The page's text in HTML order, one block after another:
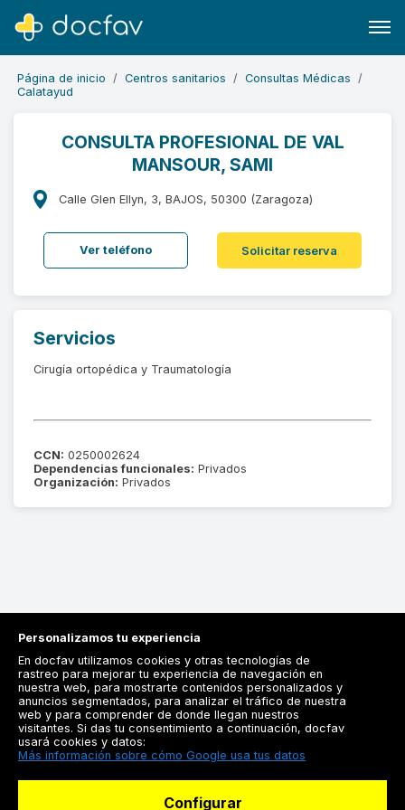
Buscar
Software para clínicas
Soporte
¿Eres un doctor?
Página de inicio Centros sanitarios
Consultas Médicas
Calatayud
CONSULTA PROFESIONAL DE VAL
MANSOUR, SAMI
Calle Glen Ellyn, 3, BAJOS, 50300 (Zaragoza)
Ver teléfono Solicitar reserva
Servicios
Cirugía ortopédica y Traumatología
CCN: 0250002624
Dependencias funcionales: Privados
Organización: Privados
Registrarse
Docfav
Personalizamos tu experiencia
En docfav utilizamos cookies y otras tecnologías de
rastreo para mejorar tu experiencia de navegación en
nuestra web, para mostrarte contenidos personalizados y
anuncios segmentados, para analizar el tráfico de nuestra
web y para comprender de donde llegan nuestros
visitantes. Si das tu consentimiento a continuación, docfav
usará cookies y datos:
Más información sobre cómo Google usa tus datos
Configurar